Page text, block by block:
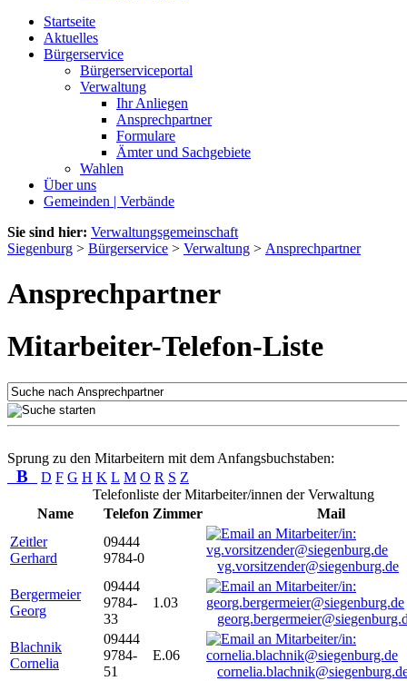
Startseite
Aktuelles
Bürgerservice
Bürgerserviceportal
Verwaltung
Ihr Anliegen
Ansprechpartner
Formulare
Ämter und Sachgebiete
Wahlen
Über uns
Gemeinden | Verbände
Sie sind hier: Verwaltungsgemeinschaft
Siegenburg > Bürgerservice > Verwaltung > Ansprechpartner
Ansprechpartner
Mitarbeiter-Telefon-Liste
Sprung zu den Mitarbeitern mit dem Anfangsbuchstaben:
B D F G H K L M O R S Z
Telefonliste der Mitarbeiter/innen der Verwaltung
Name
Telefon Zimmer
Mail
Zeitler
Gerhard
09444
9784-0
vg.vorsitzender@siegenburg.de
Bergermeier
Georg
09444
9784-
33
1.03
Blachnik
Cornelia
09444
9784-
51
E.06